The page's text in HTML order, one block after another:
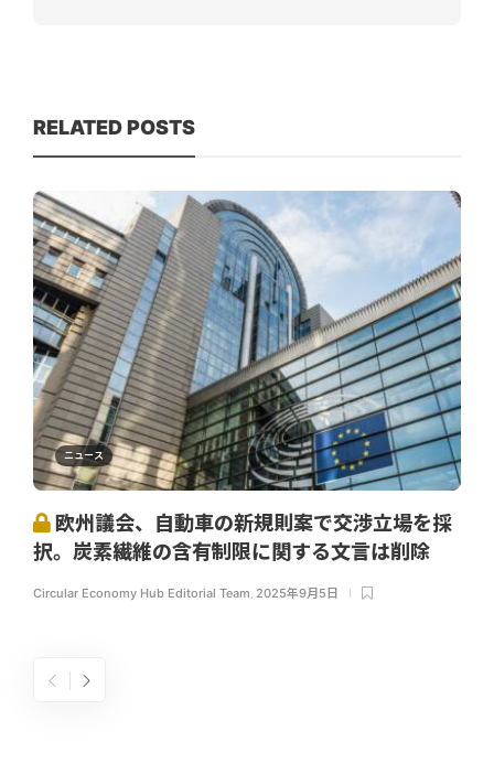
RELATED POSTS
ニュース
欧州議会、自動車の新規則案で交渉立場を採
択。炭素繊維の含有制限に関する文言は削除
Circular Economy Hub Editorial Team 2025年9月5日